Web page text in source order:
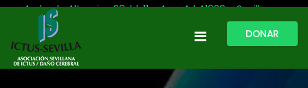
Avda. de Altamira, 29, bl. 11 – Acc. A | 41020 - Sevilla
954 513 999
ictussevilla@hotmail.com
DONAR